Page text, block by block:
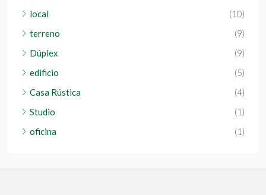
local
(10)
terreno
(9)
Dúplex
(9)
edificio
(5)
Casa Rústica
(4)
Studio
(1)
oficina
(1)